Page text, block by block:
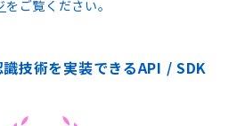
をご覧ください。
技術を実装できるAPI / SDK